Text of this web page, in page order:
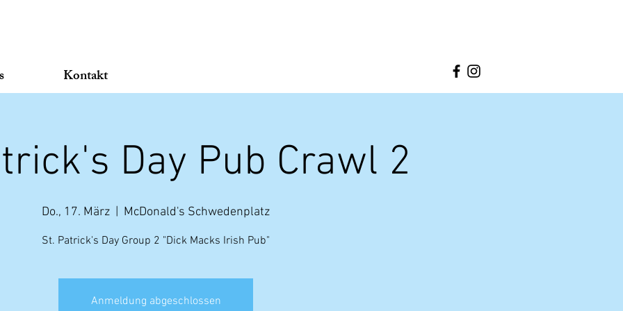
Kontakt
Day Pub Crawl 2
Do., 17. März McDonald's Schwedenplatz
St. Patrick's Day Group 2 "Dick Macks Irish Pub"
Anmeldung abgeschlossen